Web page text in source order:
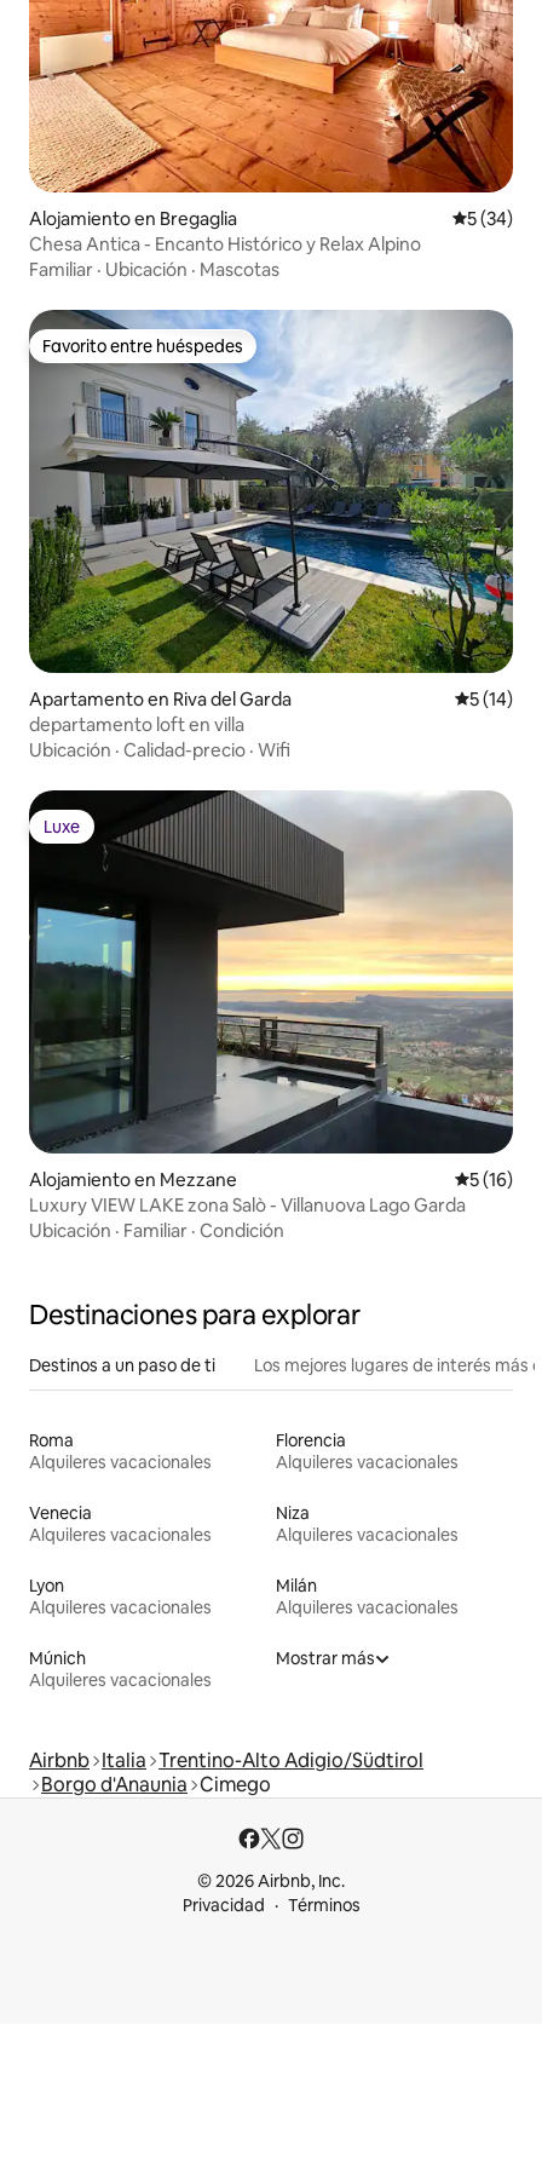
Alojamiento en Bregaglia
5 (34)
Chesa Antica - Encanto Histórico y Relax Alpino
Familiar · Ubicación · Mascotas
Favorito entre huéspedes
Favorito entre huéspedes
Apartamento en Riva del Garda
5 (14)
departamento loft en villa
Ubicación · Calidad-precio · Wifi
Luxe
Luxe
Alojamiento en Mezzane
5 (16)
Luxury VIEW LAKE zona Salò - Villanuova Lago Garda
Ubicación · Familiar · Condición
Destinaciones para explorar
Destinos a un paso de ti Los mejores lugares de interés más
Roma
Alquileres vacacionales
Florencia
Alquileres vacacionales
Venecia
Alquileres vacacionales
Niza
Alquileres vacacionales
Lyon
Alquileres vacacionales
Milán
Alquileres vacacionales
Múnich
Alquileres vacacionales
Mostrar más
Airbnb Italia Trentino-Alto Adigio/Südtirol
Borgo d'Anaunia Cimego
© 2026 Airbnb, Inc.
Privacidad
Términos